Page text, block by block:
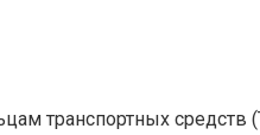
транспортных средств